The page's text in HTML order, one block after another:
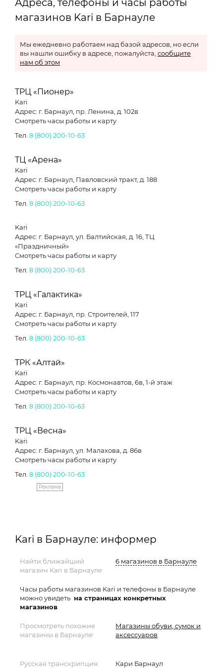
Адреса, телефоны и часы работы
магазинов Kari в Барнауле
Мы ежедневно работаем над базой адресов, но если
вы нашли ошибку в адресе, пожалуйста, сообщите
нам об этом
ТРЦ «Пионер»
Kari
Адрес: г. Барнаул, пр. Ленина, д. 102в
Смотреть часы работы и карту
Тел. 8 (800) 200-10-63
ТЦ «Арена»
Kari
Адрес: г. Барнаул, Павловский тракт, д. 188
Смотреть часы работы и карту
Тел. 8 (800) 200-10-63
Kari
Адрес: г. Барнаул, ул. Балтийская, д. 16, ТЦ
«Праздничный»
Смотреть часы работы и карту
Тел. 8 (800) 200-10-63
ТРЦ «Галактика»
Kari
Адрес: г. Барнаул, пр. Строителей, 117
Смотреть часы работы и карту
Тел. 8 (800) 200-10-63
ТРК «Алтай»
Kari
Адрес: г. Барнаул, пр. Космонавтов, 6в, 1-й этаж
Смотреть часы работы и карту
Тел. 8 (800) 200-10-63
ТРЦ «Весна»
Kari
Адрес: г. Барнаул, ул. Малахова, д. 86в
Смотреть часы работы и карту
Тел. 8 (800) 200-10-63
Реклама
Kari в Барнауле: информер
Найти ближайший
магазин Kari в Барнауле
6 магазинов в Барнауле
Часы работы магазинов Kari и телефоны в Барнауле
можно увидеть на страницах конкретных
магазинов
Просмотреть похожие
магазины в Барнауле:
Магазины обуви, сумок и
аксессуаров
Русская транскрипция: Кари Барнаул